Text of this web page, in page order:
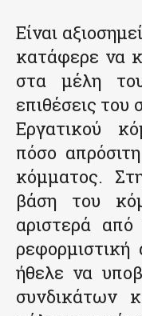
Είναι
κατάφερε να
στα μέλη
επιθέσεις του
Εργατικού
πόσο
κόμματος.
βάση του
αριστερά
ήθελε να
συνδικάτων